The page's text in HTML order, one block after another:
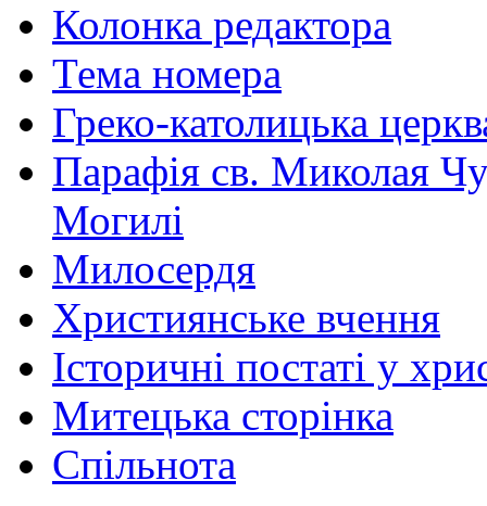
Колонка редактора
Тема номера
Греко-католицька
Парафія св. Миколая
Могилі
Милосердя
Християнське вчення
Історичні постаті у
Митецька сторінка
Спільнота